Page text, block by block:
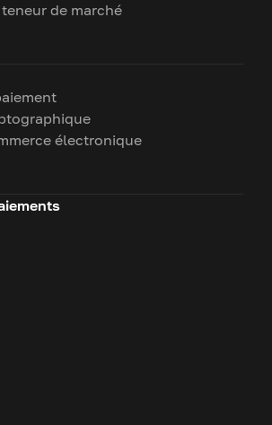
de marché
électronique